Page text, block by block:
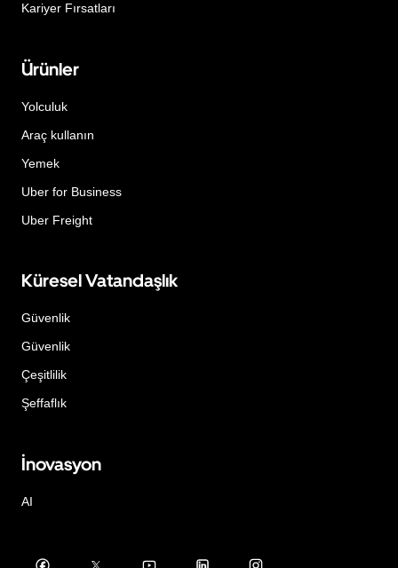
Kariyer Fırsatları
Ürünler
Yolculuk
Araç kullanın
Yemek
Uber for Business
Uber Freight
Küresel Vatandaşlık
Güvenlik
Güvenlik
Çeşitlilik
Şeffaflık
İnovasyon
AI